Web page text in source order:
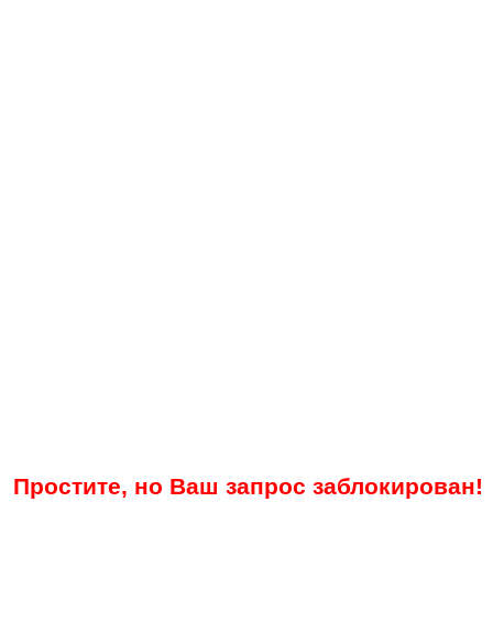
Простите, но Ваш запрос заблокирован!